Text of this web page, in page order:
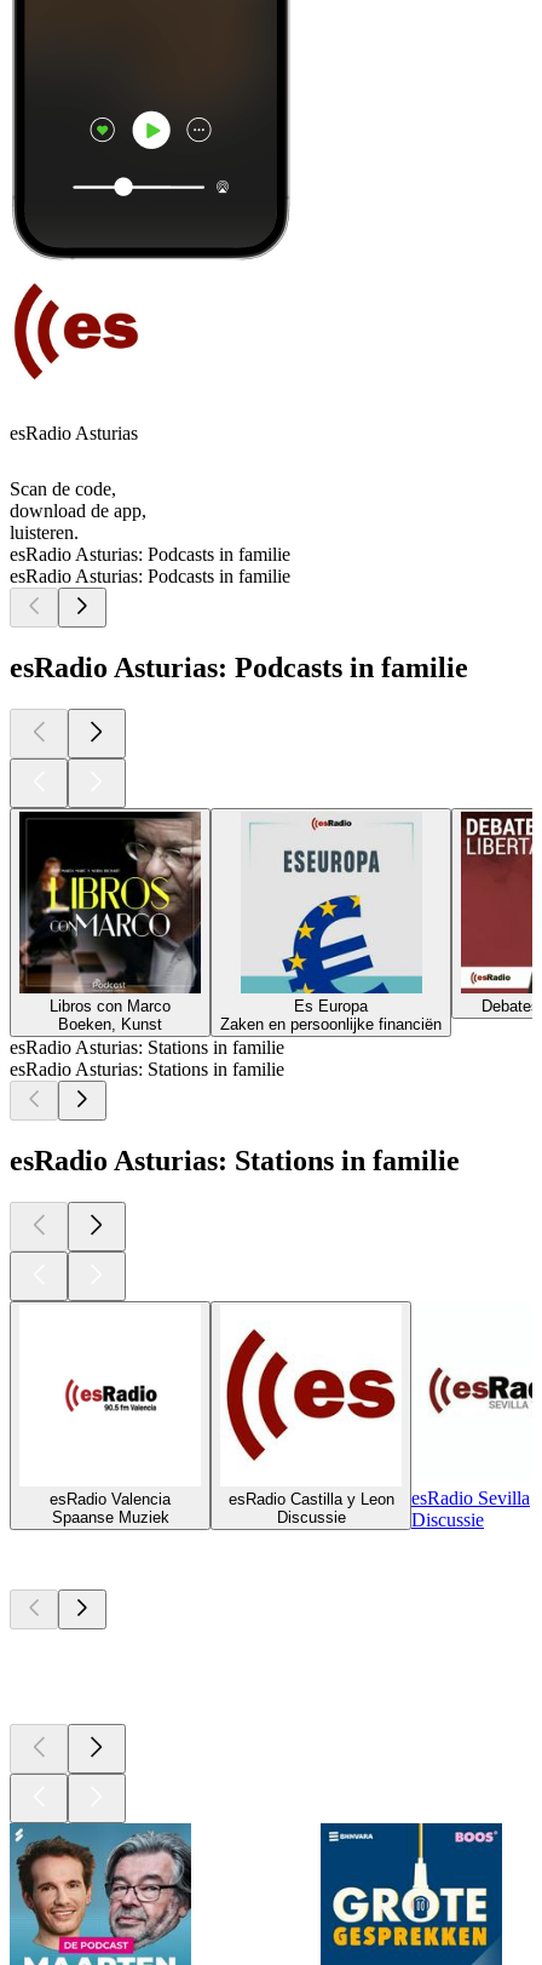
esRadio Asturias
Scan de code,
download de app,
luisteren.
esRadio Asturias: Podcasts in familie
esRadio Asturias: Podcasts in familie
esRadio Asturias: Podcasts in familie
Libros con Marco
Boeken, Kunst
Es Europa
Zaken en persoonlijke financiën
esRadio Asturias: Stations in familie
esRadio Asturias: Stations in familie
esRadio Asturias: Stations in familie
esRadio Valencia
Spaanse Muziek
esRadio Castilla y Leon
Discussie
esRadio Sevilla
Discussie